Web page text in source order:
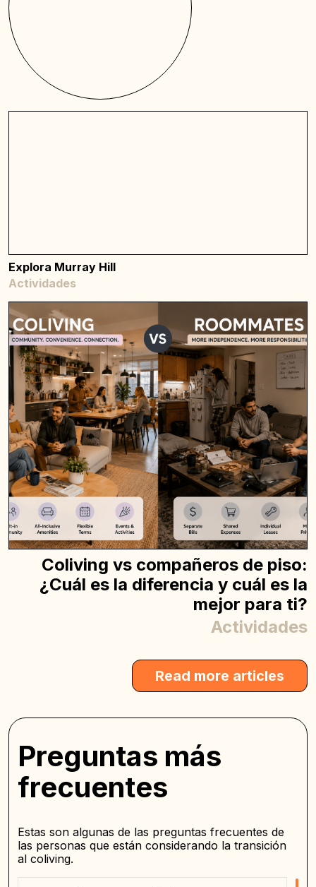
Explora Murray Hill
Actividades
Coliving vs compañeros de piso:
¿Cuál es la diferencia y cuál es la
mejor para ti?
Actividades
Read more articles
Preguntas más
frecuentes
Estas son algunas de las preguntas frecuentes de
las personas que están considerando la transición
al coliving.